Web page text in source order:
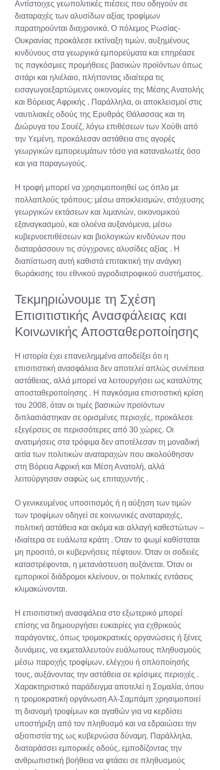
Αντίστοιχες γεωπολιτικές πιέσεις που οδηγούν σε
διαταραχές των αλυσίδων αξίας τροφίμων
παρατηρούνται διαχρονικά. Ο πόλεμος Ρωσίας-
Ουκρανίας προκάλεσε εκτίναξη τιμών, αυξημένους
κινδύνους στα γεωργικά εμπορεύματα και επηρέασε
τις παγκόσμιες προμήθειες βασικών προϊόντων όπως
σιτάρι και ηλιέλαιο, πλήττοντας ιδιαίτερα τις
εισαγωγοεξαρτώμενες οικονομίες της Μέσης Ανατολής
και Βόρειας Αφρικής . Παράλληλα, οι αποκλεισμοί στις
ναυτιλιακές οδούς της Ερυθράς Θάλασσας και τη
Διώρυγα του Σουέζ, λόγω επιθέσεων των Χούθι από
την Υεμένη, προκάλεσαν αστάθεια στις αγορές
γεωργικών εμπορευμάτων τόσο για καταναλωτές όσο
και για παραγωγούς.
Η τροφή μπορεί να χρησιμοποιηθεί ως όπλο με
πολλαπλούς τρόπους: μέσω αποκλεισμών, στόχευσης
γεωργικών εκτάσεων και λιμανιών, οικονομικού
εξαναγκασμού, και ολοένα αυξανόμενα, μέσω
κυβερνοεπιθέσεων και βιολογικών κινδύνων που
διαταράσσουν τις σύγχρονες αλυσίδες αξίας . Η
διαπίστωση αυτή καθιστά επιτακτική την ανάγκη
θωράκισης του εθνικού αγροδιατροφικού συστήματος.
Τεκμηριώνουμε τη Σχέση
Επισιτιστικής Ανασφάλειας και
Κοινωνικής Αποσταθεροποίησης
Η ιστορία έχει επανειλημμένα αποδείξει ότι η
επισιτιστική ανασφάλεια δεν αποτελεί απλώς συνέπεια
αστάθειας, αλλά μπορεί να λειτουργήσει ως καταλύτης
αποσταθεροποίησης . Η παγκόσμια επισιτιστική κρίση
του 2008, όταν οι τιμές βασικών προϊόντων
διπλασιάστηκαν σε ορισμένες περιοχές, προκάλεσε
εξεγέρσεις σε περισσότερες από 30 χώρες. Οι
ανατιμήσεις στα τρόφιμα δεν αποτέλεσαν τη μοναδική
αιτία των πολιτικών αναταραχών που ακολούθησαν
στη Βόρεια Αφρική και Μέση Ανατολή, αλλά
λειτούργησαν σαφώς ως επιταχυντής .
Ο γενικευμένος υποσιτισμός ή η αύξηση των τιμών
των τροφίμων οδηγεί σε κοινωνικές αναταραχές,
πολιτική αστάθεια και ακόμα και αλλαγή καθεστώτων –
ιδιαίτερα σε ευάλωτα κράτη . Όταν το ψωμί καθίσταται
μη προσιτό, οι κυβερνήσεις πέφτουν. Όταν οι σοδειές
καταστρέφονται, η μετανάστευση αυξάνεται. Όταν οι
εμπορικοί διάδρομοι κλείνουν, οι πολιτικές εντάσεις
κλιμακώνονται.
Η επισιτιστική ανασφάλεια στο εξωτερικό μπορεί
επίσης να δημιουργήσει ευκαιρίες για εχθρικούς
παράγοντες, όπως τρομοκρατικές οργανώσεις ή ξένες
δυνάμεις, να εκμεταλλευτούν ευάλωτους πληθυσμούς
μέσω παροχής τροφίμων, ελέγχου ή οπλοποίησής
τους, αυξάνοντας την αστάθεια σε κρίσιμες περιοχές .
Χαρακτηριστικό παράδειγμα αποτελεί η Σομαλία, όπου
η τρομοκρατική οργάνωση Αλ-Σαμπάμπ χρησιμοποιεί
τη διανομή τροφίμων και αγαθών για να κερδίσει
υποστήριξη από τον πληθυσμό και να εδραιώσει την
αξιοπιστία της ως κυβερνώσα δύναμη. Παράλληλα,
διαταράσσει εμπορικές οδούς, εμποδίζοντας την
ανθρωπιστική βοήθεια να φτάσει σε πληθυσμούς